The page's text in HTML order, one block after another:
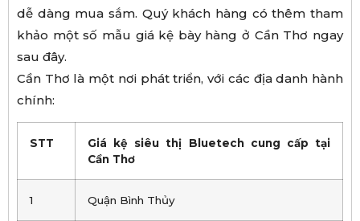
dễ dàng mua sắm. Quý khách hàng có thêm tham
khảo một số mẫu giá kệ bày hàng ở Cần Thơ ngay
sau đây.
Cần Thơ là một nơi phát triển, với các địa danh hành
chính:
STT
Giá kệ siêu thị Bluetech cung cấp tại
Cần Thơ
1 Quận Bình Thủy